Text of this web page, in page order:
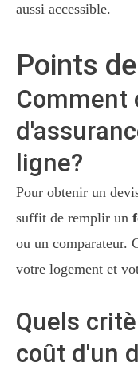
aussi accessible.
Points
Comment
ligne?
Pour obtenir un
suffit de remplir un
ou un comparateur.
votre logement et
Quels
coût d'un